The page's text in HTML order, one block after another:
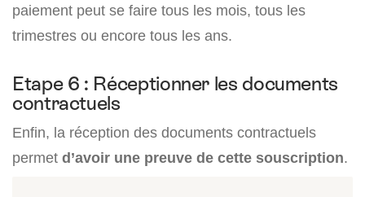
paiement peut se faire tous les mois, tous les
trimestres ou encore tous les ans.
Etape 6 : Réceptionner les documents
contractuels
Enfin, la réception des documents contractuels
permet d’avoir une preuve de cette souscription.